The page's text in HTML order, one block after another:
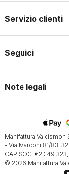
Servizio clienti
Seguici
Note legali
Manifattura Valcismon
- Via Marconi 81/83,
CAP.SOC.
© 2026 Manifattura